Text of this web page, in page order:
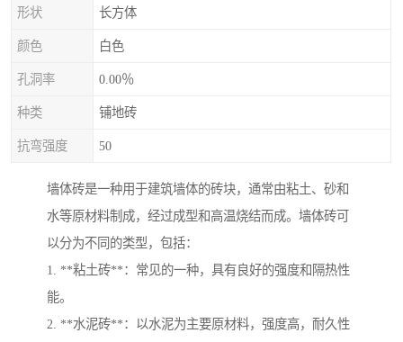
形状 长方体
颜色 白色
孔洞率 0.00％
种类 铺地砖
抗弯强度 50
墙体砖是一种用于建筑墙体的砖块，通常由粘土、砂和
水等原材料制成，经过成型和高温烧结而成。墙体砖可
以分为不同的类型，包括：
1. **粘土砖**：常见的一种，具有良好的强度和隔热性
能。
2. **水泥砖**：以水泥为主要原材料，强度高，耐久性